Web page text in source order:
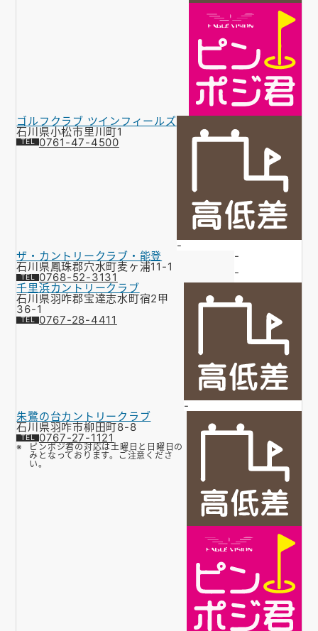
ゴルフクラブ ツインフィールズ
石川県小松市里川町1
0761-47-4500
-
ザ・カントリークラブ・能登
石川県鳳珠郡穴水町麦ヶ浦11-1
0768-52-3131
-
-
千里浜カントリークラブ
石川県羽咋郡宝達志水町宿2甲
36-1
0767-28-4411
-
朱鷺の台カントリークラブ
石川県羽咋市柳田町8-8
0767-27-1121
ピンポジ君の対応は土曜日と日曜日の
みとなっております。ご注意くださ
い。